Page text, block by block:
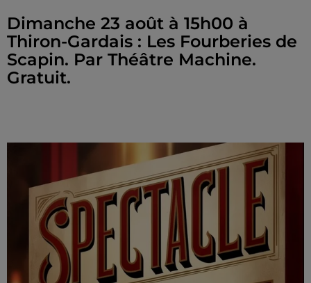
Dimanche 23 août à 15h00 à
Thiron-Gardais : Les Fourberies de
Scapin. Par Théâtre Machine.
Gratuit.